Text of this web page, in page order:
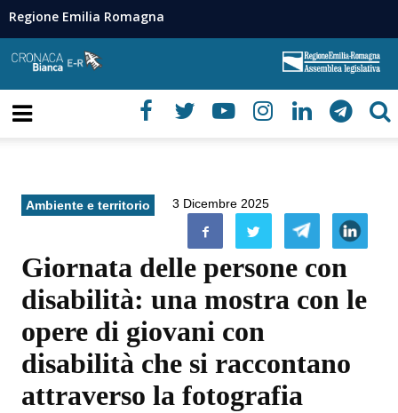
Regione Emilia Romagna
Ambiente e territorio 3 Dicembre 2025
Giornata delle persone con
disabilità: una mostra con le
opere di giovani con
disabilità che si raccontano
attraverso la fotografia